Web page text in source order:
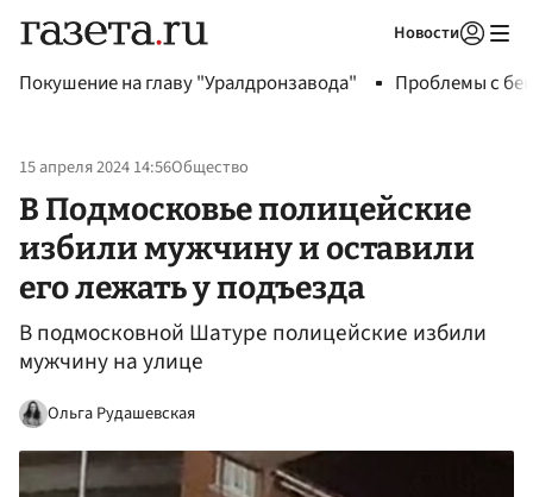
Новости
Покушение на главу "Уралдронзавода" Проблемы с
15 апреля 2024 14:56Общество
В Подмосковье полицейские
избили мужчину и оставили
его лежать у подъезда
В подмосковной Шатуре полицейские избили
мужчину на улице
Ольга Рудашевская